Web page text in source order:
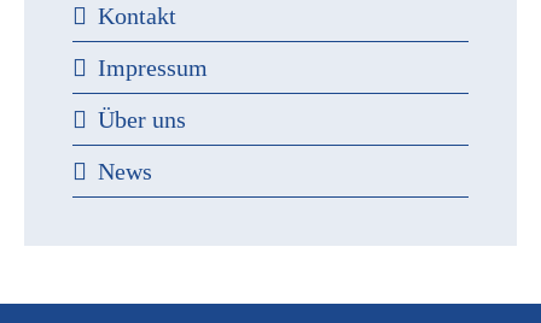
Kontakt
Impressum
Über uns
News